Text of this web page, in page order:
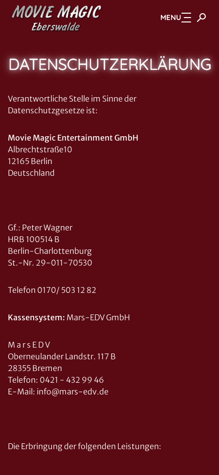
Zum Hauptinhalt springen MENU
DATENSCHUTZERKLÄRUNG
Verantwortliche Stelle im Sinne der
Datenschutzgesetze ist:
Movie Magic Entertainment GmbH
Albrechtstraße10
12165 Berlin
Deutschland
Gf.: Peter Wagner
HRB 100514 B
Berlin-Charlottenburg
St.-Nr. 29-011-70530
Telefon 0170/ 503 12 82
Kassensystem: Mars-EDV GmbH
M a r s E D V
Oberneulander Landstr. 117 B
28355 Bremen
Telefon: 0421 - 432 99 46
E-Mail: info@mars-edv.de
Die Erbringung der folgenden Leistungen: